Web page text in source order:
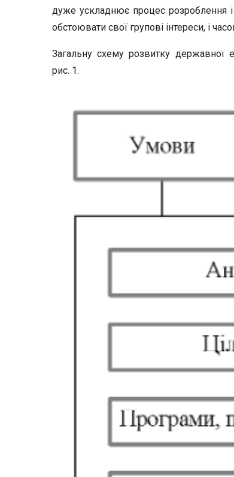
дуже ускладнює процес розроблення і
обстоювати свої групові інтереси, і
Загальну схему розвитку державної
рис. 1.